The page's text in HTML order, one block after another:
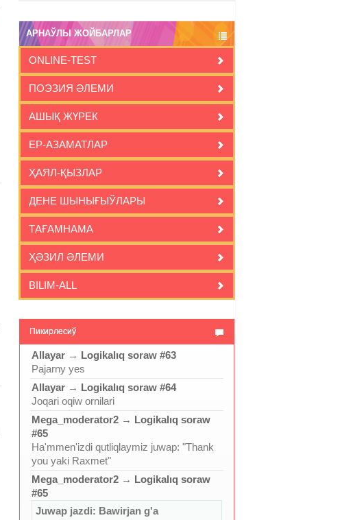
АРНАЎЛЫ ЖОЙБАРЛАР
ONLINE-TEST
ПОЭЗИЯ ӘЛЕМИ
АШЫҚ ЖҮРЕК
ЕР-АЗАМАТЛАР
ҲАЯЛ-ҚЫЗЛАР
ДЕНЕ ШЫНЫҒЫЎЛАРЫ
ТАҒАМНАМА
ҲӘЗИЛ ӘЛЕМИ
BILIM-ALL
Пикирлесиў
Allayar→ Logikalıq soraw #63
Pajarny yes
Allayar→ Logikalıq soraw #64
Joqari oqiw ornilari
Mega_moderator2→ Logikalıq soraw
#65
Ha'mmen'izdi qutliqlaymiz juwap: "Thank
you yaki Raxmet"
Mega_moderator2→ Logikalıq soraw
#65
Juwap jazdi: Bawirjan g'a